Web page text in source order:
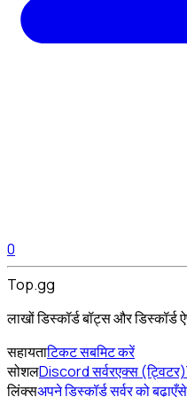
0
Top.gg
लाखों डिस्कॉर्ड बॉट्स और डिस्कॉर्ड
सहायताटिकट सबमिट करें
सोशलDiscord सर्वरएक्स (ट्विटर)
लिंक्सअपने डिस्कॉर्ड सर्वर को बढ़ाएँ